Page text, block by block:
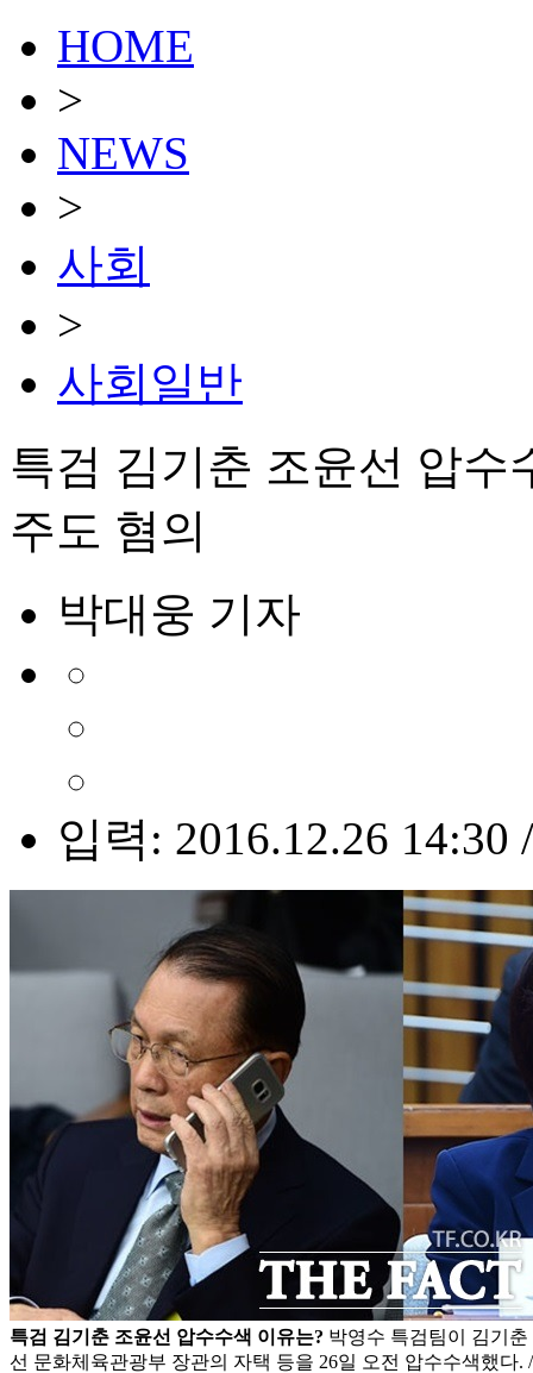
HOME
>
NEWS
>
사회
>
사회일반
특검 김기춘 조윤선 압수
주도 혐의
박대웅 기자
입력: 2016.12.26 14:30
특검 김기춘 조윤선 압수수색 이유는? 박영수 특검팀이 김기
선 문화체육관광부 장관의 자택 등을 26일 오전 압수수색했다.